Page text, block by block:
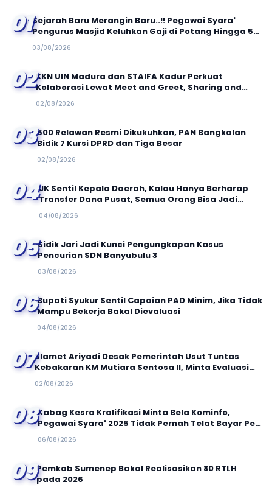
01Sejarah Baru Merangin Baru..!! Pegawai Syara'
Pengurus Masjid Keluhkan Gaji di Potang Hingga 50
Persen
03/08/2026
02KKN UIN Madura dan STAIFA Kadur Perkuat
Kolaborasi Lewat Meet and Greet, Sharing and
Caring, serta Out Bond Kolaboratif
02/08/2026
03500 Relawan Resmi Dikukuhkan, PAN Bangkalan
Bidik 7 Kursi DPRD dan Tiga Besar
02/08/2026
04JK Sentil Kepala Daerah, Kalau Hanya Berharap
Transfer Dana Pusat, Semua Orang Bisa Jadi
Bupati!
04/08/2026
05Sidik Jari Jadi Kunci Pengungkapan Kasus
Pencurian SDN Banyubulu 3
03/08/2026
06Bupati Syukur Sentil Capaian PAD Minim, Jika Tidak
Mampu Bekerja Bakal Dievaluasi
04/08/2026
07Slamet Ariyadi Desak Pemerintah Usut Tuntas
Kebakaran KM Mutiara Sentosa II, Minta Evaluasi
Total Keselamatan Pelayaran
02/08/2026
08Kabag Kesra Kralifikasi Minta Bela Kominfo,
Pegawai Syara' 2025 Tidak Pernah Telat Bayar Per
6 Bulan
06/08/2026
09Pemkab Sumenep Bakal Realisasikan 80 RTLH
pada 2026